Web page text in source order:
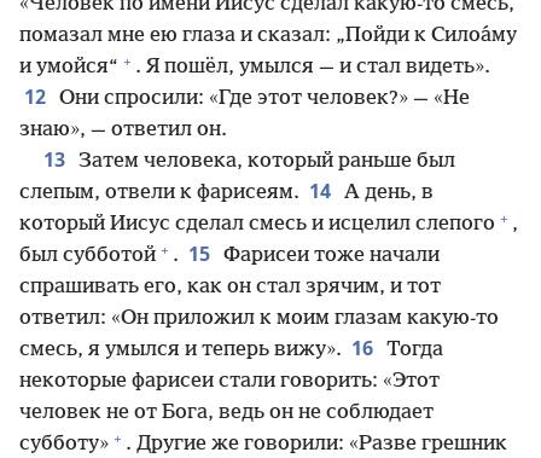
«Человек по имени Иисус сделал какую-то смесь,
помазал мне ею глаза и сказал: „Пойди к Силоа́му
и умойся“ + . Я пошёл, умылся — и стал видеть».
12 Они спросили: «Где этот человек?» — «Не
знаю», — ответил он.
13 Затем человека, который раньше был
слепым, отвели к фарисеям. 14 А день, в
который Иисус сделал смесь и исцелил слепого + ,
был субботой + . 15 Фарисеи тоже начали
спрашивать его, как он стал зрячим, и тот
ответил: «Он приложил к моим глазам какую-то
смесь, я умылся и теперь вижу». 16 Тогда
некоторые фарисеи стали говорить: «Этот
человек не от Бога, ведь он не соблюдает
субботу» + . Другие же говорили: «Разве грешник